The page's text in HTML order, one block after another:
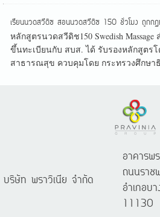
เรียนนวดสวีดิซ สอนนวดสวีดิซ 150 ชั่วโมง ถูกกฏ
หลักสูตรนวดสวีดิช150 Swedish
ขึ้นทะเบียนกับ สบส. ได้ รับรองหลักสูตร
สาธารณสุข ควบคุมโดย กระทรวงศึกษา
บริษัท พราวิเนีย จำกัด
อาคารพ
ถนนรา
อำเภอบ
11130